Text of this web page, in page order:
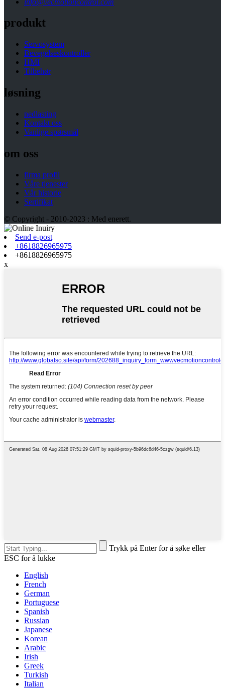
produkt
Servosystem
Bevegelseskontroller
HMI
Tilbehør
løsning
nedlasting
Kontakt oss
Vanlige spørsmål
om oss
firma profil
Våre tjenester
Vår historie
Sertifikat
© Copyright - 2010-2023 : Med enerett.
Send e-post
+8618826965975
+8618826965975
x
Trykk på Enter for å søke eller
ESC for å lukke
English
French
German
Portuguese
Spanish
Russian
Japanese
Korean
Arabic
Irish
Greek
Turkish
Italian